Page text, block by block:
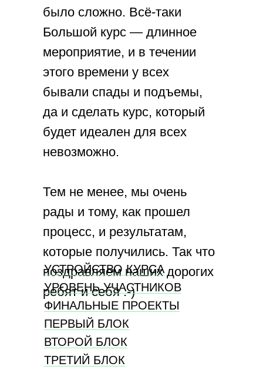
было сложно. Всё-таки
Большой курс — длинное
мероприятие, и в течении
этого времени у всех
бывали спады и подъемы,
да и сделать курс, который
будет идеален для всех
невозможно.
Тем не менее, мы очень
рады и тому, как прошел
процесс, и результатам,
которые получились. Так что
поздравляем наших дорогих
ребят и себя :-)
УСТРОЙСТВО КУРСА
УРОВЕНЬ УЧАСТНИКОВ
ФИНАЛЬНЫЕ ПРОЕКТЫ
ПЕРВЫЙ БЛОК
ВТОРОЙ БЛОК
ТРЕТИЙ БЛОК